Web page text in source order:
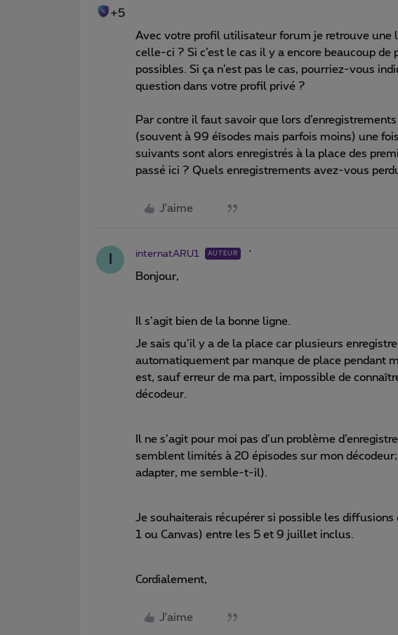
+5
Avec votre profil utilisateur forum je retrouve
celle-ci ? Si c’est le cas il y a encore beaucoup de
possibles. Si ça n’est pas le cas, pourriez-vous
question dans votre profil privé ?
Par contre il faut savoir que lors
(souvent à 99 éîsodes mais parfois moins) une
suivants sont alors enregistrés à la place des
passé ici ? Quels enregistrements avez-vous
J'aime
internatARU1 AUTEUR
Bonjour,
Il s’agit bien de la bonne ligne.
Je sais qu’il y a de la place car plusieurs
automatiquement par manque de place pendant
est, sauf erreur de ma part, impossible de
décodeur.
Il ne s’agit pour moi pas d’un problème
semblent limités à 20 épisodes sur mon
adapter, me semble-t-il).
Je souhaiterais récupérer si possible les diffusions
1 ou Canvas) entre les 5 et 9 juillet inclus.
Cordialement,
J'aime